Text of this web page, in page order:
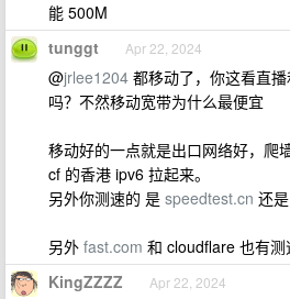
能 500M
tunggt Apr 22, 2024
@jrlee1204 都移动了，你这看直
吗？不然移动宽带为什么最便宜
移动好的一点就是出口网络好，爬
cf 的香港 ipv6 拉起来。
另外你测速的 是 speedtest.cn 还是
另外 fast.com 和 cloudflare 也有测
KingZZZZ Apr 22, 2024